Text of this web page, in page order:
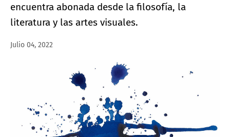
encuentra abonada desde la filosofía, la
literatura y las artes visuales.
Julio 04, 2022